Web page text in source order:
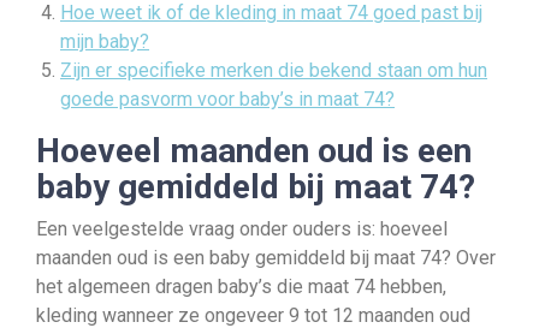
Hoe weet ik of de kleding in maat 74 goed past bij
mijn baby?
Zijn er specifieke merken die bekend staan om hun
goede pasvorm voor baby’s in maat 74?
Hoeveel maanden oud is een
baby gemiddeld bij maat 74?
Een veelgestelde vraag onder ouders is: hoeveel
maanden oud is een baby gemiddeld bij maat 74? Over
het algemeen dragen baby’s die maat 74 hebben,
kleding wanneer ze ongeveer 9 tot 12 maanden oud